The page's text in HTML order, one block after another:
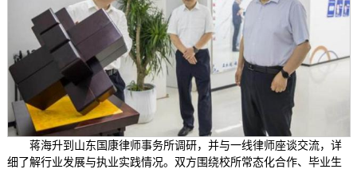
蒋海升到山东国康律师事务所调研，并与一线律师座谈交流，详
细了解行业发展与执业实践情况。双方围绕校所常态化合作、毕业生